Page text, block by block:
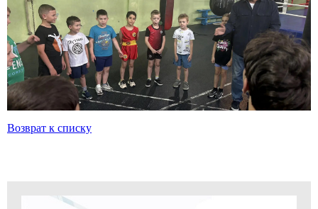
Возврат к списку